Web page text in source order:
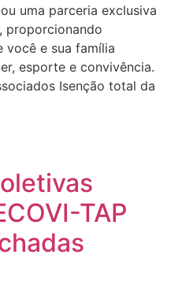
uma parceria exclusiva
proporcionando
você e sua família
esporte e convivência.
Isenção total da
TAP